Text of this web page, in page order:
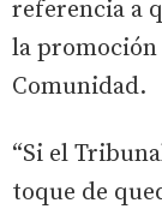
referencia a
la promoción
Comunidad.
“Si el
toque de